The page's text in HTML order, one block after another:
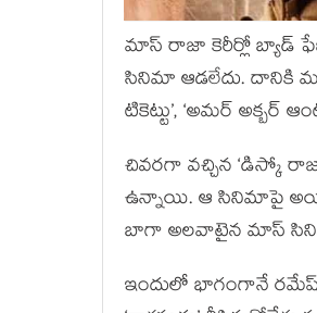
మాస్ రాజా కెరీర్లో బ్యాడ్
సినిమా ఆడలేదు. దానికి
టికెట్టు’, ‘అమర్ అక్బర్
చివరగా వచ్చిన ‘డిస్కో
ఉన్నాయి. ఆ సినిమాపై
బాగా అలవాటైన మాస్
ఇందులో భాగంగానే